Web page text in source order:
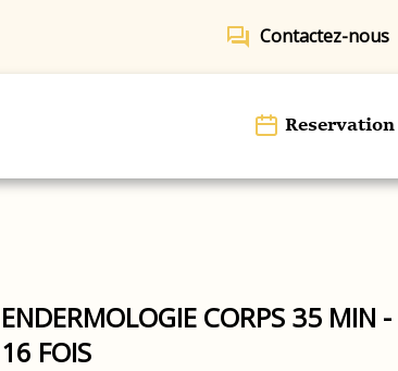
forum Contactez-nous
Reservation
ENDERMOLOGIE CORPS 35 MIN
16 FOIS